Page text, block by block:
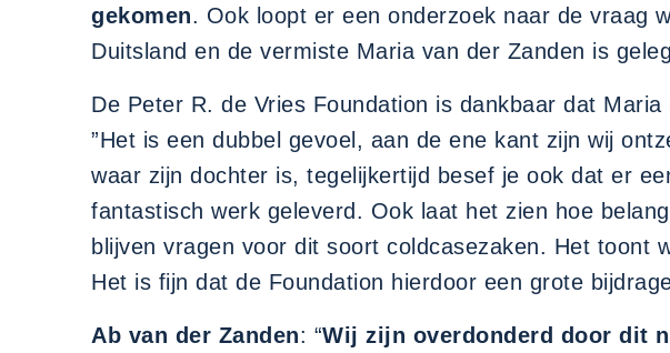
gekomen. Ook loopt er een onderzoek naar de vraag
Duitsland en de vermiste Maria van der Zanden is
De Peter R. de Vries Foundation is dankbaar dat
”Het is een dubbel gevoel, aan de ene kant zijn wij
waar zijn dochter is, tegelijkertijd besef je ook dat er
fantastisch werk geleverd. Ook laat het zien hoe
blijven vragen voor dit soort coldcasezaken. Het toont
Het is fijn dat de Foundation hierdoor een grote
Ab van der Zanden: “Wij zijn overdonderd door dit